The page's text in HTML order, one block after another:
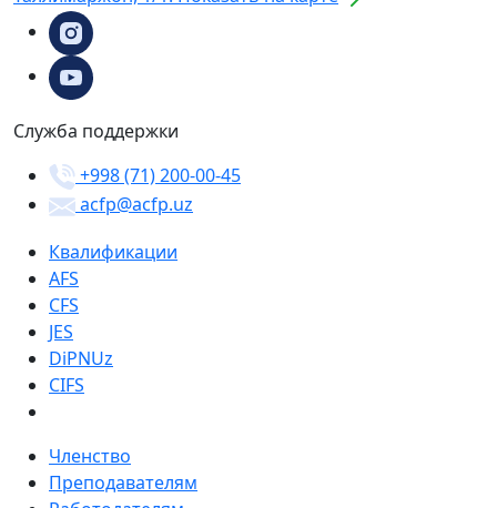
Служба поддержки
+998 (71) 200-00-45
acfp@acfp.uz
Квалификации
AFS
CFS
JES
DiPNUz
CIFS
Членство
Преподавателям